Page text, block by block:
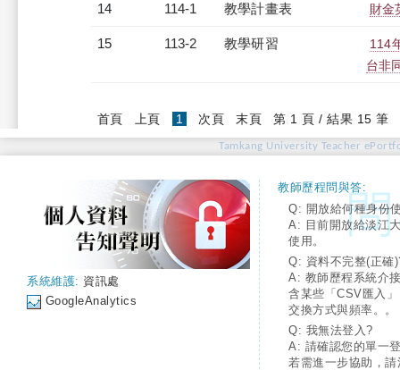
14 114-1 教學計畫表 財金
15 113-2 教學研習
114
台非
首頁 上頁 1 (current)
次頁 末頁 第 1 頁 / 結果 15 筆
Tamkang University Teacher
系統維護: 資訊處
GoogleAnalytics
教師歷程問與答:
Q: 開放給何種身份
A: 目前開放給淡江
使用。
Q: 資料不完整(正確
A: 教師歷程系統介
含某些「CSV匯入
交換方式與頻率。。
Q: 我無法登入?
A: 請確認您的單一
若需進一步協助，